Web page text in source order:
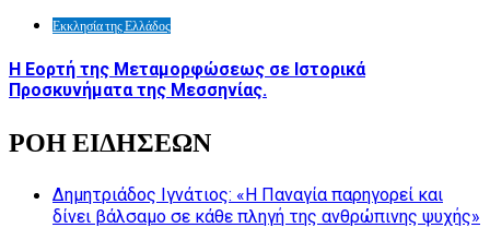
Εκκλησία της Ελλάδος
Η Εορτή της Μεταμορφώσεως σε Ιστορικά
Προσκυνήματα της Μεσσηνίας.
ΡΟΗ ΕΙΔΗΣΕΩΝ
Δημητριάδος Ιγνάτιος: «Η Παναγία παρηγορεί και
δίνει βάλσαμο σε κάθε πληγή της ανθρώπινης ψυχής»